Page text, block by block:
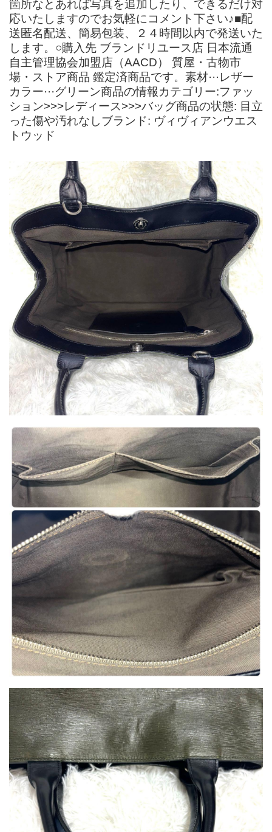
箇所なとあれば写真を追加したり、できるだけ対
応いたしますのでお気軽にコメント下さい♪■配
送匿名配送、簡易包装、２４時間以内で発送いた
します。○購入先 ブランドリユース店 日本流通
自主管理協会加盟店（AACD） 質屋・古物市
場・ストア商品 鑑定済商品です。素材···レザー
カラー···グリーン商品の情報カテゴリー:ファッ
ション>>>レディース>>>バッグ商品の状態: 目立
った傷や汚れなしブランド: ヴィヴィアンウエス
トウッド